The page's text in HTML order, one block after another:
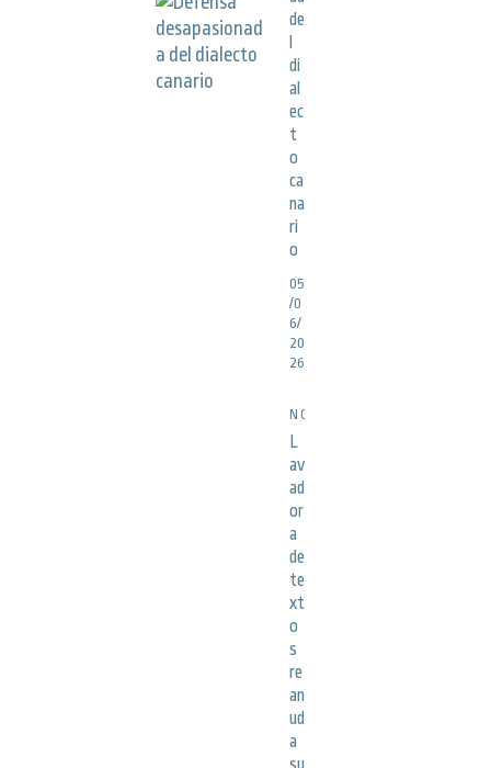
de
di
al
ec
t
o
ca
na
ri
o
05
/0
6/
20
26
NOTICIAS
L
av
ad
or
a
de
te
xt
o
s
re
an
ud
a